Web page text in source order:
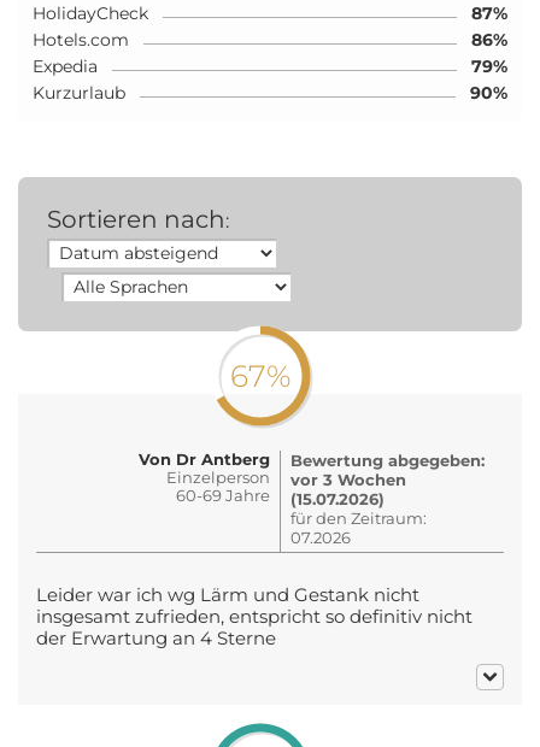
HolidayCheck
87%
Hotels.com
86%
Expedia
79%
Kurzurlaub
90%
Sortieren nach:
67%
Von Dr Antberg
Einzelperson
60-69 Jahre
Bewertung abgegeben:
vor 3 Wochen
(15.07.2026)
für den Zeitraum:
07.2026
Leider war ich wg Lärm und Gestank nicht
insgesamt zufrieden, entspricht so definitiv nicht
der Erwartung an 4 Sterne